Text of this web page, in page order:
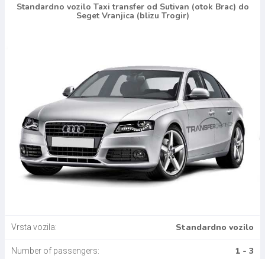
Standardno vozilo Taxi transfer od Sutivan (otok Brac) do
Seget Vranjica (blizu Trogir)
Vrsta vozila: Standardno vozilo
Number of passengers: 1 - 3